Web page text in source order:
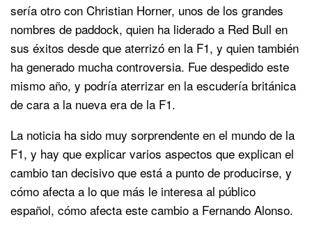
sería otro con Christian Horner, unos de los grandes
nombres de paddock, quien ha liderado a Red Bull en
sus éxitos desde que aterrizó en la F1, y quien también
ha generado mucha controversia. Fue despedido este
mismo año, y podría aterrizar en la escudería británica
de cara a la nueva era de la F1.
La noticia ha sido muy sorprendente en el mundo de la
F1, y hay que explicar varios aspectos que explican el
cambio tan decisivo que está a punto de producirse, y
cómo afecta a lo que más le interesa al público
español, cómo afecta este cambio a Fernando Alonso.